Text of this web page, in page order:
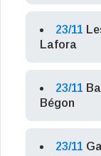
23/11
Lafora
23/11
Bégon
23/11